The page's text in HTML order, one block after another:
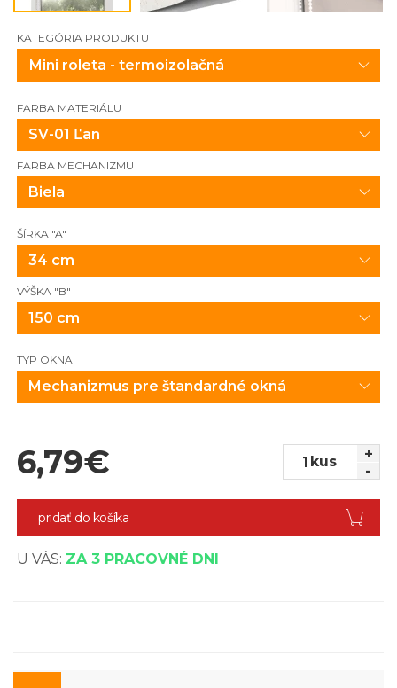
KATEGÓRIA PRODUKTU
FARBA MATERIÁLU
SV-01 Ľan
FARBA MECHANIZMU
Biela
ŠÍRKA "A"
34 cm
VÝŠKA "B"
150 cm
TYP OKNA
Mechanizmus pre štandardné okná
6,79€ kus
+
-
pridať do košíka
U VÁS: ZA 3 PRACOVNÉ DNI